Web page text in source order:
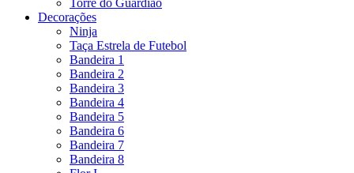
Torre do Guardião
Decorações
Ninja
Taça Estrela de Futebol
Bandeira 1
Bandeira 2
Bandeira 3
Bandeira 4
Bandeira 5
Bandeira 6
Bandeira 7
Bandeira 8